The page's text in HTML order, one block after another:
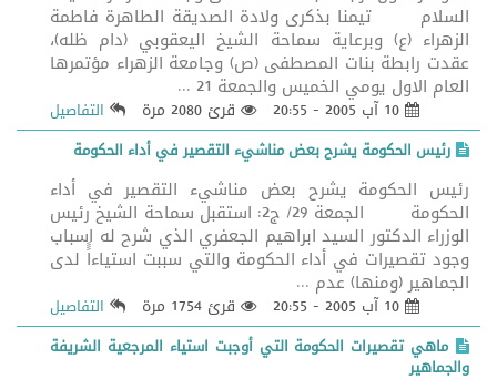
السلام تيمنا بذكرى ولادة الصديقة الطاهرة فاطمة
الزهراء (ع) وبرعاية سماحة الشيخ اليعقوبي (دام ظله)،
عقدت رابطة بنات المصطفى (ص) وجامعة الزهراء مؤتمرها
العام الاول يومي الخميس والجمعة 21 ...
قرئ 2080 مرة
التفاصيل
رئيس الحكومة يشرح بعض مناشيء التقصير في أداء الحكومة
رئيس الحكومة يشرح بعض مناشيء التقصير في أداء
الحكومة الجمعة 29/ ج2: استقبل سماحة الشيخ رئيس
الوزراء الدكتور السيد ابراهيم الجعفري الذي شرح له اسباب
وجود تقصيرات في أداء الحكومة والتي سببت استياءاًً لدى
الجماهير (ومنها) عدم ...
قرئ 1754 مرة
التفاصيل
ماهي تقصيرات الحكومة التي أوجبت استياء المرجعية الشريفة
والجماهير